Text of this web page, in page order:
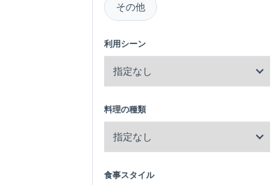
その他
利用シーン
料理の種類
食事スタイル